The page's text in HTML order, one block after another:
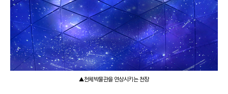
▲천체박물관을 연상시키는 천장